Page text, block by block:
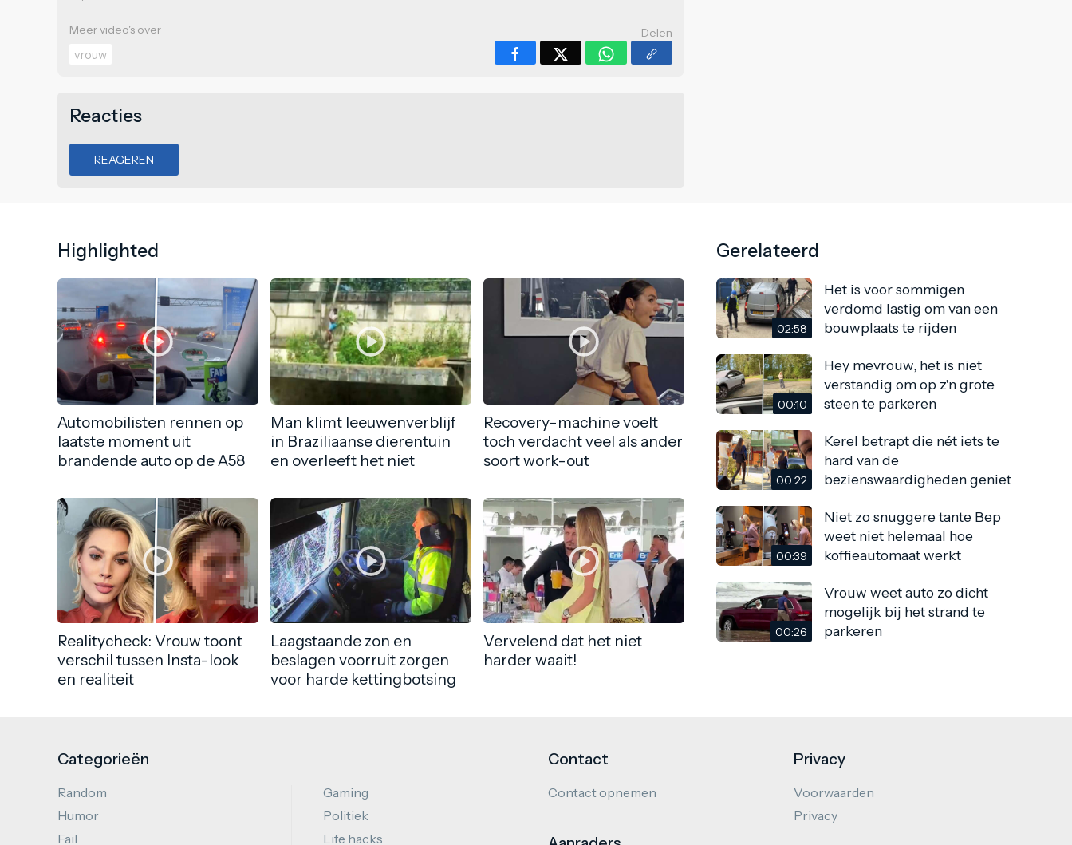
Meer video's over
vrouw
Delen
Reacties
REAGEREN
Highlighted
Automobilisten rennen op
laatste moment uit
brandende auto op de A58
Man klimt leeuwenverblijf
in Braziliaanse dierentuin
en overleeft het niet
Recovery-machine voelt
toch verdacht veel als ander
soort work-out
Realitycheck: Vrouw toont
verschil tussen Insta-look
en realiteit
Laagstaande zon en
beslagen voorruit zorgen
voor harde kettingbotsing
Vervelend dat het niet
harder waait!
Gerelateerd
02:58
Het is voor sommigen
verdomd lastig om van een
bouwplaats te rijden
00:10
Hey mevrouw, het is niet
verstandig om op z'n grote
steen te parkeren
00:22
Kerel betrapt die nét iets te
hard van de
bezienswaardigheden geniet
00:39
Niet zo snuggere tante Bep
weet niet helemaal hoe
koffieautomaat werkt
00:26
Vrouw weet auto zo dicht
mogelijk bij het strand te
parkeren
Categorieën
Random
Humor
Fail
Gaming
Politiek
Life hacks
Contact
Contact opnemen
Privacy
Voorwaarden
Privacy